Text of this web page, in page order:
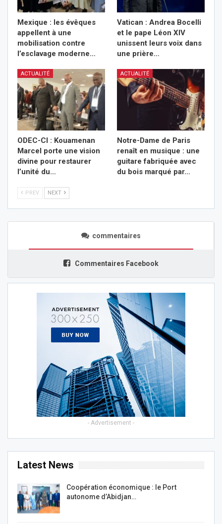
Mexique : les évêques
appellent à une
mobilisation contre
l’esclavage moderne…
Vatican : Andrea Bocelli
et le pape Léon XIV
unissent leurs voix dans
une prière…
ACTUALITÉ
ODEC-CI : Kouamenan
Marcel porte une vision
divine pour restaurer
l’unité du…
ACTUALITÉ
Notre-Dame de Paris
renaît en musique : une
guitare fabriquée avec
du bois marqué par…
PREV NEXT
commentaires
Commentaires Facebook
- Advertisement -
Latest News
Coopération économique : le Port
autonome d’Abidjan…